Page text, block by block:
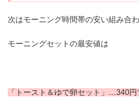
次はモーニング時間帯の安い組み合わ
モーニングセットの最安値は
「トースト＆ゆで卵セット」…340円